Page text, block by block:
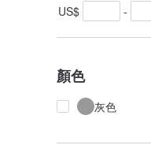
US$
-
顏色
灰色